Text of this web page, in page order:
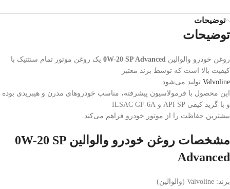
توضیحات
توضیحات
روغن خودرو والوالین 0W-20 SP Advanced یک روغن موتور تمام سنتتیک با
کیفیت بالا است که توسط برند معتبر
Valvoline تولید می‌شود.
این محصول با فرمولاسیون پیشرفته، مناسب خودروهای مدرن و هیبریدی بوده
و با گرید کیفی API SP و ILSAC GF-6A
بیشترین حفاظت را از موتور خودرو فراهم می‌کند.
مشخصات روغن خودرو والوالین 0W-20 SP
Advanced
برند: Valvoline (والوالین)